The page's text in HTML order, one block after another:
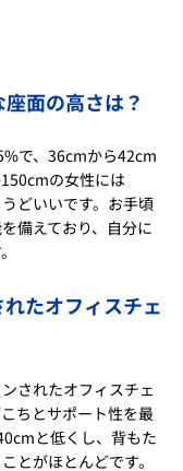
面の高さは？
で、36cmから42cm
の女性には
どいいです。お手頃
備えており、自分に
たオフィスチェ
されたオフィスチェ
ちとサポート性を最
と低くし、背もた
とがほとんどです。